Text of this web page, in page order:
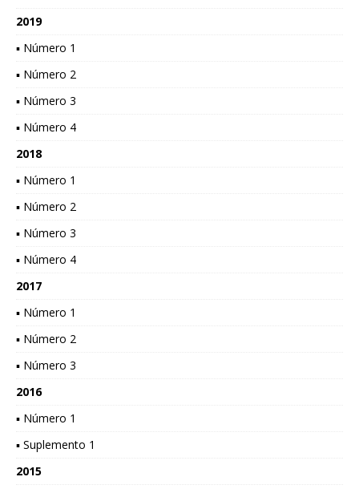
2019
▪ Número 1
▪ Número 2
▪ Número 3
▪ Número 4
2018
▪ Número 1
▪ Número 2
▪ Número 3
▪ Número 4
2017
▪ Número 1
▪ Número 2
▪ Número 3
2016
▪ Número 1
▪ Suplemento 1
2015